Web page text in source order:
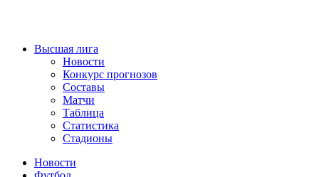
Высшая лига
Новости
Конкурс прогнозов
Составы
Матчи
Таблица
Статистика
Стадионы
Новости